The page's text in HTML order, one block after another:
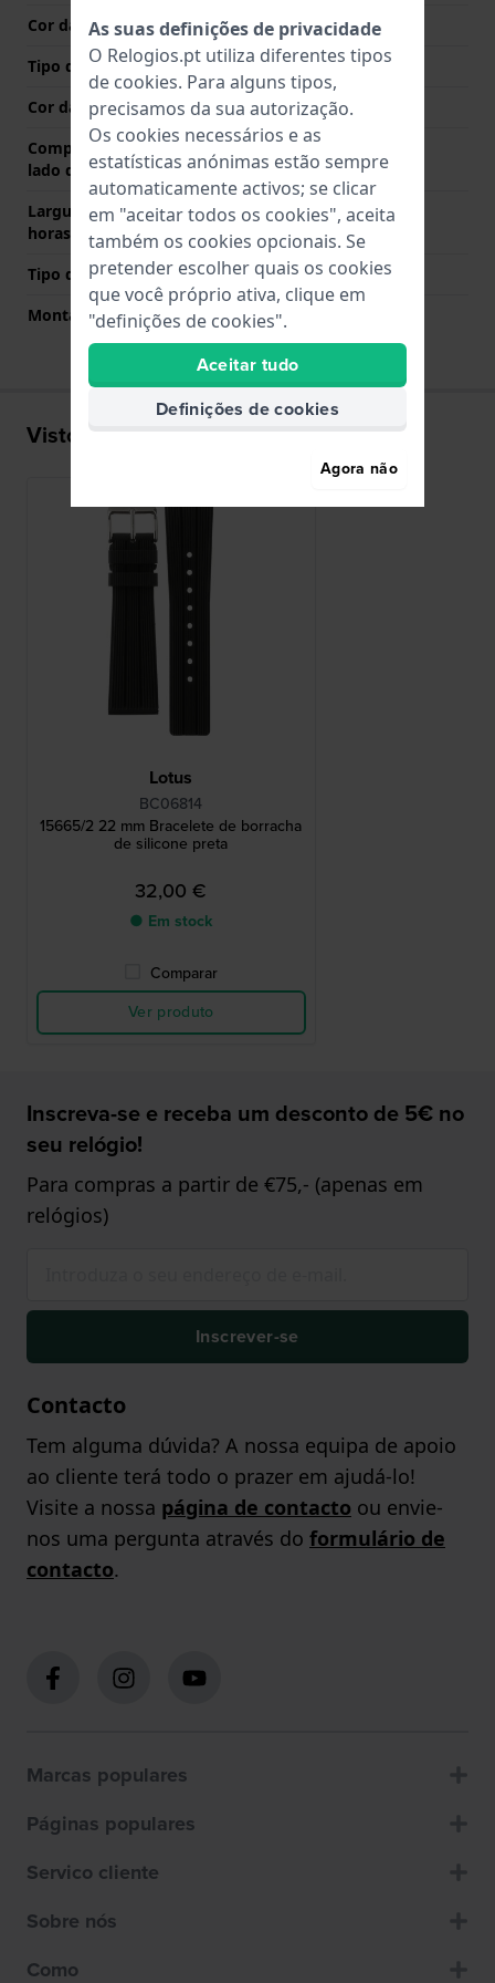
Cor das costuras
N/A
Tipo de Fecho
Fecho
Cor da fivela
Prata
Comprimento de banda no
lado das 12 horas
80 mm
Largura de banda lado 6
horas (mm)
110 mm
Tipo de montagem
Pinos de pressão
Montagem Reta
Sim
Visto recentemente
Lotus
BC06814
15665/2 22 mm Bracelete de borracha
de silicone preta
32,00 €
● Em stock
Comparar
Ver produto
Inscreva-se e receba um desconto de 5€ no
seu relógio!
Para compras a partir de €75,- (apenas em
relógios)
Inscrever-se
Contacto
Tem alguma dúvida? A nossa equipa de apoio
ao cliente terá todo o prazer em ajudá-lo!
Visite a nossa página de contacto ou envie-
nos uma pergunta através do formulário de
contacto.
Marcas populares
Páginas populares
Servico cliente
Sobre nós
Como
As suas definições de privacidade
O Relogios.pt utiliza diferentes tipos
de cookies. Para alguns tipos,
precisamos da sua autorização.
Os cookies necessários e as
estatísticas anónimas estão sempre
automaticamente activos; se clicar
em "aceitar todos os cookies", aceita
também os cookies opcionais. Se
pretender escolher quais os cookies
que você próprio ativa, clique em
"definições de cookies".
Aceitar tudo
Definições de cookies
Agora não